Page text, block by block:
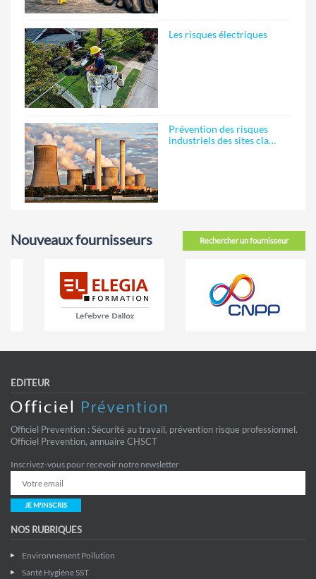
Les risques électriques
Prévention des risques
industriels des sites cla…
Rechercher un fournisseur
Nouveaux fournisseurs
EDITEUR
Officiel Prevention : Sécurité au travail, prévention risque professionnel.
Officiel Prevention, annuaire CHSCT
Inscrivez-vous pour recevoir notre newsletter
JE M'INSCRIS
NOS RUBRIQUES
Environnement Pollution
Santé Hygiène SST